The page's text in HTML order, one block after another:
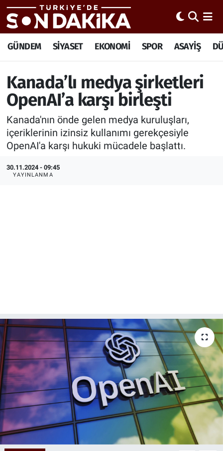
GÜNDEM SİYASET EKONOMİ SPOR ASAYİŞ
Kanada’lı medya şirketleri
OpenAI’a karşı birleşti
Kanada'nın önde gelen medya kuruluşları,
içeriklerinin izinsiz kullanımı gerekçesiyle
OpenAI'a karşı hukuki mücadele başlattı.
30.11.2024 - 09:45
YAYINLANMA
Trafik Durumu
Süper Lig Puan Durumu ve Fikstür
Tüm Manşetler
Son Dakika Haberleri
Haber Arşivi